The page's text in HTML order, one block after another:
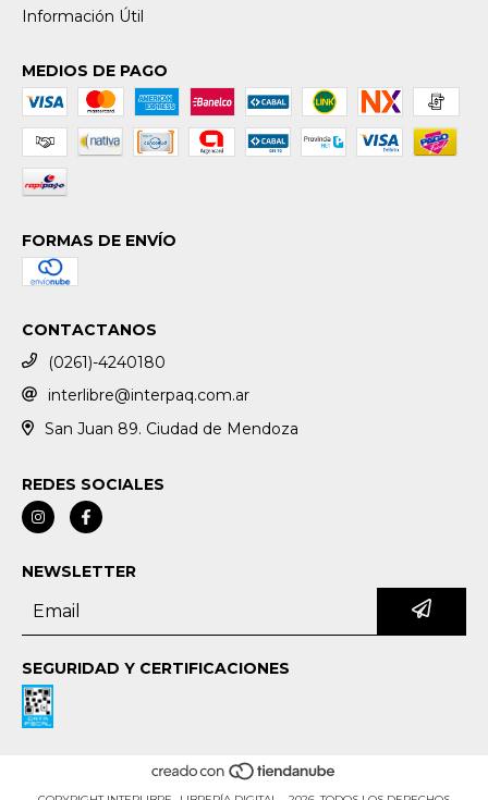
Información Útil
MEDIOS DE PAGO
FORMAS DE ENVÍO
CONTACTANOS
(0261)-4240180
interlibre@interpaq.com.ar
San Juan 89. Ciudad de Mendoza
REDES SOCIALES
NEWSLETTER
SEGURIDAD Y CERTIFICACIONES